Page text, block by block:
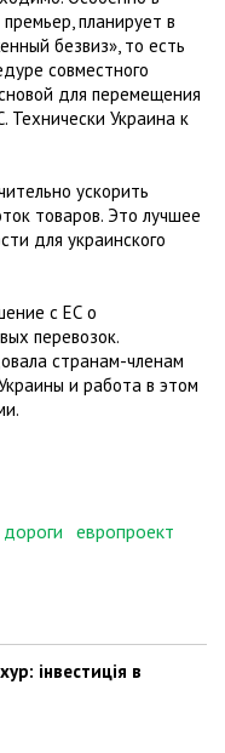
планирует в
безвиз», то есть
совместного
для перемещения
Украина к
ускорить
товаров. Это лучшее
для украинского
с ЕС о
перевозок.
странам-членам
и работа в этом
европроект
інвестиція в